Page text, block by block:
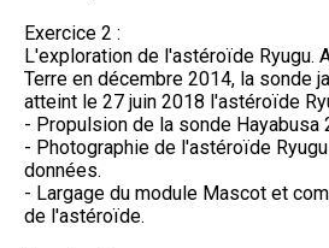
Exercice 2 :
L'exploration de l'astéroïde Ryugu.
Terre en décembre 2014, la sonde
atteint le 27 juin 2018 l'astéroïde
- Propulsion de la sonde Hayabusa
- Photographie de l'astéroïde
données.
- Largage du module Mascot et
de l'astéroïde.